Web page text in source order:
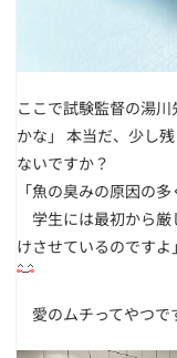
ここで試験監督の湯
かな」 本当だ、少し
ないですか？
「魚の臭みの原因の
学生には最初から厳
けさせているのですよ」
愛のムチってやつ